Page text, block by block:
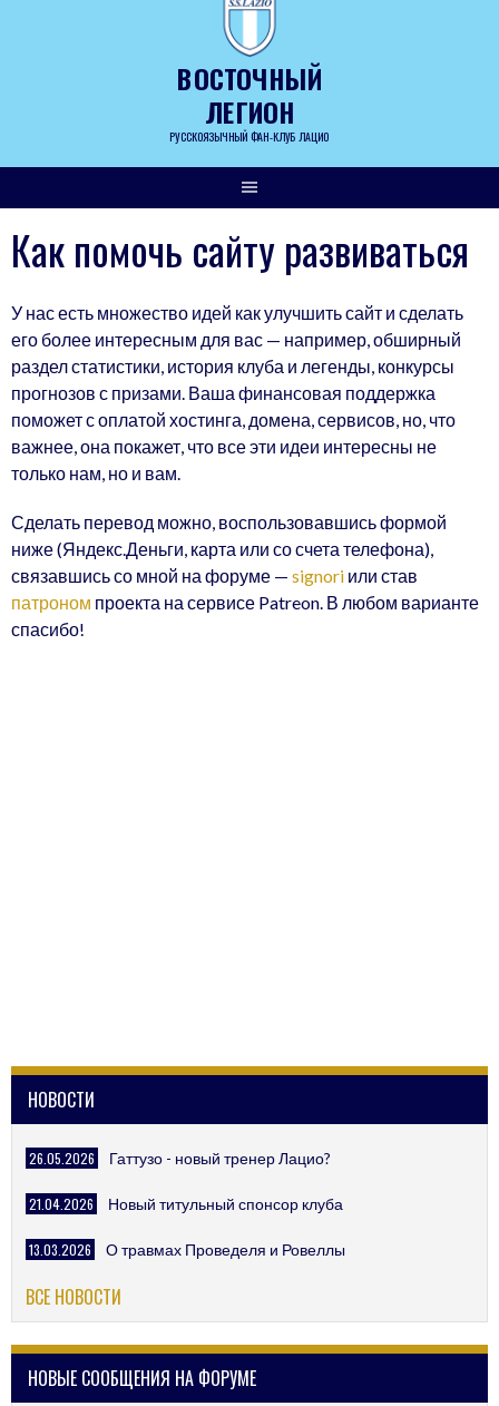
ВОСТОЧНЫЙ
ЛЕГИОН
РУССКОЯЗЫЧНЫЙ ФАН-КЛУБ ЛАЦИО
Как помочь сайту развиваться
У нас есть множество идей как улучшить сайт и сделать
его более интересным для вас — например, обширный
раздел статистики, история клуба и легенды, конкурсы
прогнозов с призами. Ваша финансовая поддержка
поможет с оплатой хостинга, домена, сервисов, но, что
важнее, она покажет, что все эти идеи интересны не
только нам, но и вам.
Сделать перевод можно, воспользовавшись формой
ниже (Яндекс.Деньги, карта или со счета телефона),
связавшись со мной на форуме — signori или став
патроном проекта на сервисе Patreon. В любом варианте
спасибо!
НОВОСТИ
26.05.2026 Гаттузо - новый тренер Лацио?
21.04.2026 Новый титульный спонсор клуба
13.03.2026 О травмах Проведеля и Ровеллы
ВСЕ НОВОСТИ
НОВЫЕ СООБЩЕНИЯ НА ФОРУМЕ